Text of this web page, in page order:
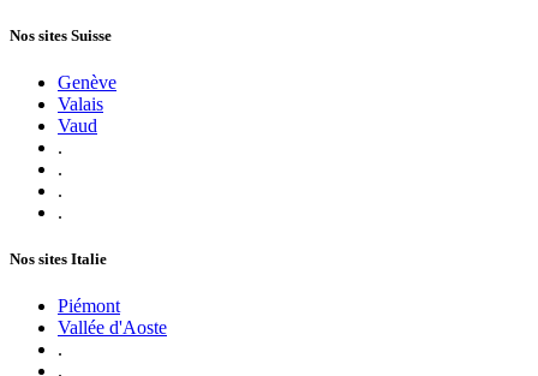
Nos sites Suisse
Genève
Valais
Vaud
.
.
.
.
Nos sites Italie
Piémont
Vallée d'Aoste
.
.